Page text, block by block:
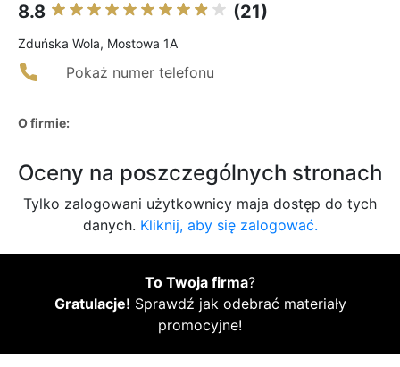
8.8 (21)
Zduńska Wola, Mostowa 1A
Pokaż numer telefonu
O firmie:
Oceny na poszczególnych stronach
Tylko zalogowani użytkownicy maja dostęp do tych
danych. Kliknij, aby się zalogować.
To Twoja firma?
Gratulacje! Sprawdź jak odebrać materiały
promocyjne!